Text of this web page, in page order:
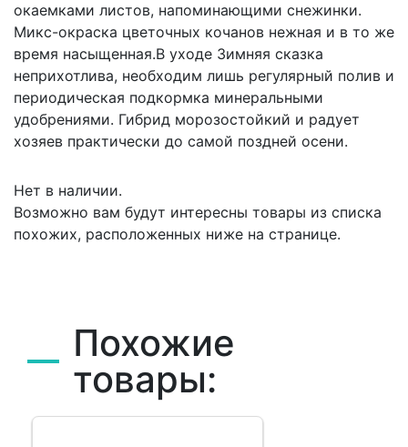
окаемками листов, напоминающими снежинки.
Микс-окраска цветочных кочанов нежная и в то же
время насыщенная.В уходе Зимняя сказка
неприхотлива, необходим лишь регулярный полив и
периодическая подкормка минеральными
удобрениями. Гибрид морозостойкий и радует
хозяев практически до самой поздней осени.
Нет в наличии.
Возможно вам будут интересны товары из списка
похожих, расположенных ниже на странице.
Похожие
товары: